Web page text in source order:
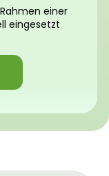
einer
eingesetzt